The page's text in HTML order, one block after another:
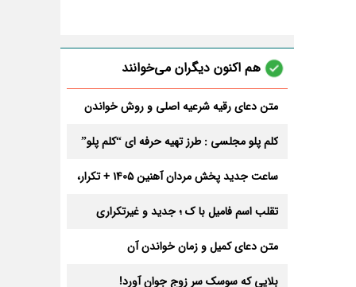
هم اکنون دیگران می‌خوانند
متن دعای رقیه شرعیه اصلی و روش خواندن
کلم پلو مجلسی : طرز تهیه حرفه ای “کلم پلو”
ساعت جدید پخش مردان آهنین 1405 + تکرار،
تقلب اسم فامیل با ک ؛ جدید و غیرتکراری
متن دعای کمیل و زمان خواندن آن
بلایی که سوسک سر زوج جوان آورد!